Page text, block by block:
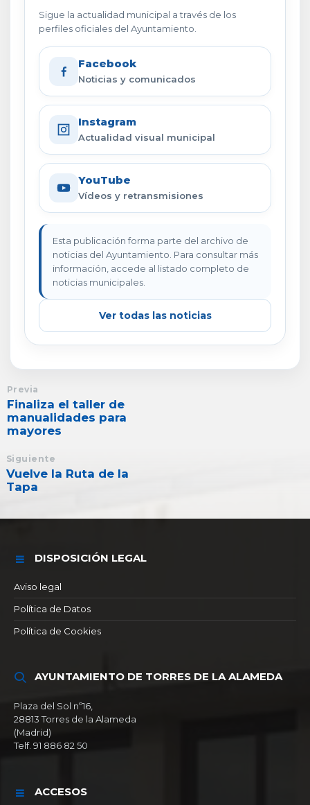
Sigue la actualidad municipal a través de los
perfiles oficiales del Ayuntamiento.
Facebook
Noticias y comunicados
Instagram
Actualidad visual municipal
YouTube
Vídeos y retransmisiones
Esta publicación forma parte del archivo de
noticias del Ayuntamiento. Para consultar más
información, accede al listado completo de
noticias municipales.
Ver todas las noticias
Previa
Finaliza el taller de
manualidades para
mayores
Siguiente
Vuelve la Ruta de la
Tapa
DISPOSICIÓN LEGAL
Aviso legal
Política de Datos
Política de Cookies
AYUNTAMIENTO DE TORRES DE LA ALAMEDA
Plaza del Sol nº16,
28813 Torres de la Alameda
(Madrid)
Telf. 91 886 82 50
ACCESOS